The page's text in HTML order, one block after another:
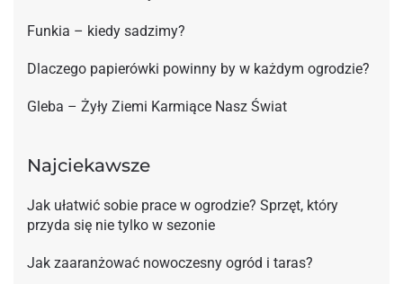
Funkia – kiedy sadzimy?
Dlaczego papierówki powinny by w każdym ogrodzie?
Gleba – Żyły Ziemi Karmiące Nasz Świat
Najciekawsze
Jak ułatwić sobie prace w ogrodzie? Sprzęt, który
przyda się nie tylko w sezonie
Jak zaaranżować nowoczesny ogród i taras?